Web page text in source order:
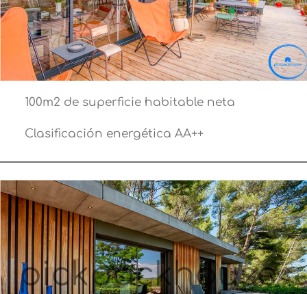
100m2 de superficie habitable neta
Clasificación energética AA++